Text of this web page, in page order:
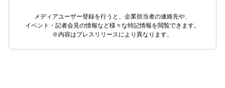
メディアユーザー登録を行うと、企業担当者の連絡先や、
イベント・記者会見の情報など様々な特記情報を閲覧できます。
※内容はプレスリリースにより異なります。